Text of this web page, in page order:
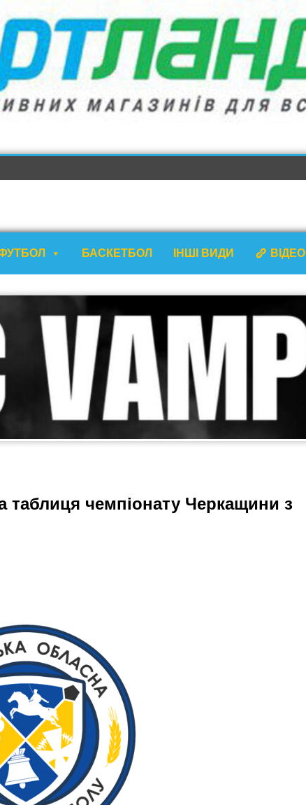
БАСКЕТБОЛ ІНШІ ВИДИ ВІДЕО
таблиця чемпіонату Черкащини з